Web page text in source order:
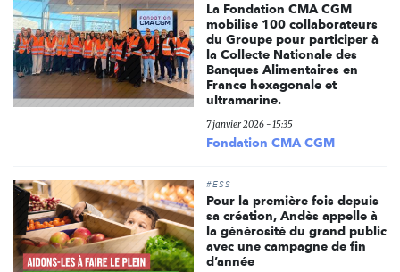
La Fondation CMA CGM
mobilise 100 collaborateurs
du Groupe pour participer à
la Collecte Nationale des
Banques Alimentaires en
France hexagonale et
ultramarine.
7 janvier 2026 - 15:35
Fondation CMA CGM
#ESS
Pour la première fois depuis
sa création, Andès appelle à
la générosité du grand public
avec une campagne de fin
d’année